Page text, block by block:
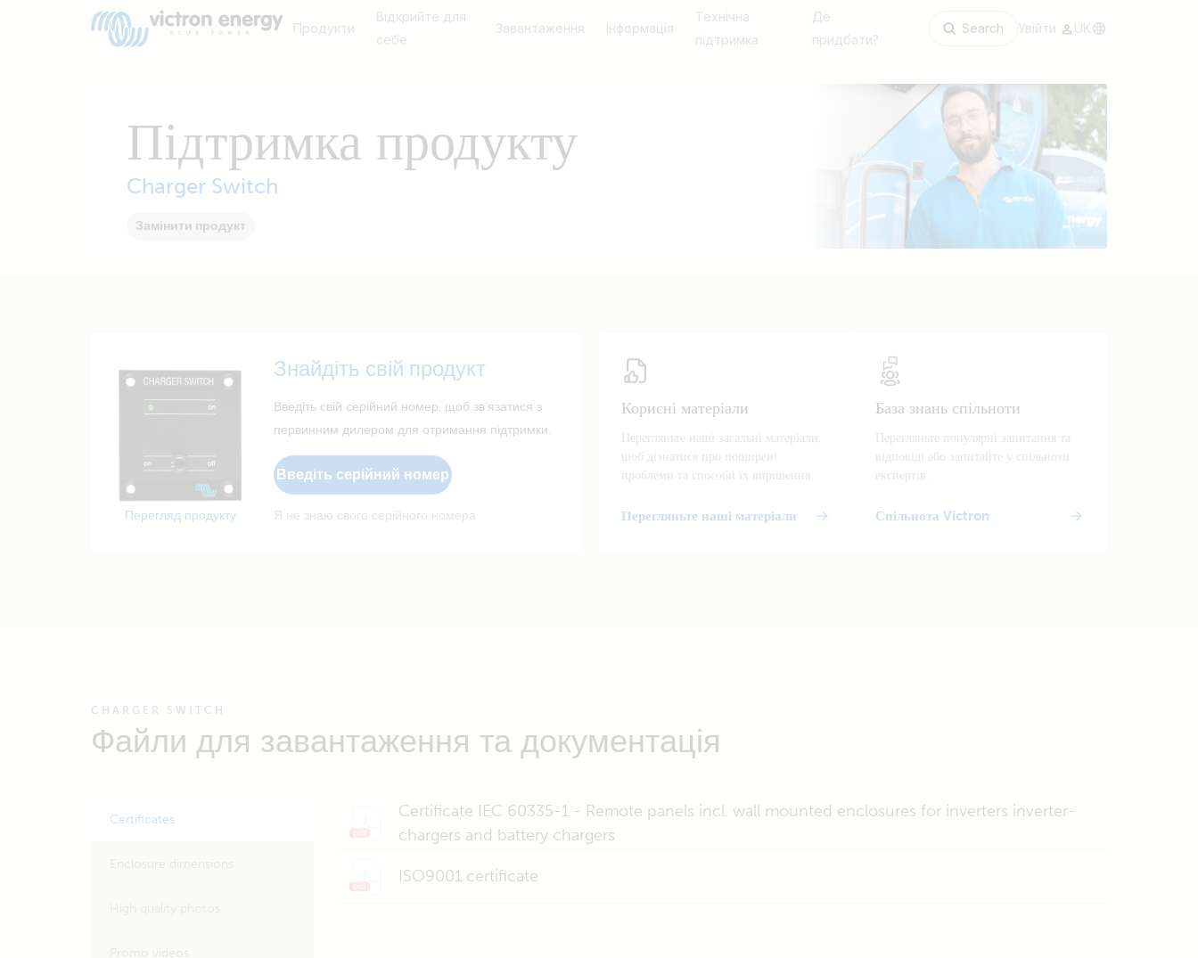
Продукти
Відкрийте для
себе
Завантаження Інформація
Технічна
підтримка
Де
придбати?
Search Увійти UK
Підтримка продукту
Charger Switch
Замінити продукт
Перегляд продукту
Знайдіть свій продукт
Введіть свій серійний номер, щоб зв’язатися з
первинним дилером для отримання підтримки.
Введіть серійний номер
Я не знаю свого серійного номера
Корисні матеріали
Перегляньте наші загальні матеріали,
щоб дізнатися про поширені
проблеми та способи їх вирішення.
Перегляньте наші матеріали
База знань спільноти
Перегляньте популярні запитання та
відповіді або запитайте у спільноти
експертів.
Спільнота Victron
CHARGER SWITCH
Файли для завантаження та документація
Certificates
Certificate IEC 60335-1 - Remote panels incl. wall mounted enclosures for inverters inverter-
chargers and battery chargers
ISO9001 certificate